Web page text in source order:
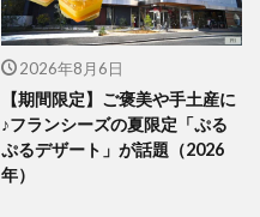
2026年8月6日
【期間限定】ご褒美や手土産に
♪フランシーズの夏限定「ぷる
ぷるデザート」が話題（2026
年）